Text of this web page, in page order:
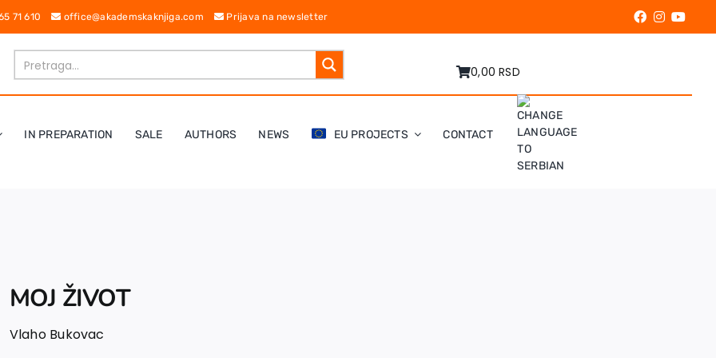
65 71 610 office@akademskaknjiga.com Prijava na newsletter
0,00 RSD
IN PREPARATION SALE AUTHORS NEWS EU PROJECTS CONTACT
MOJ ŽIVOT
Vlaho Bukovac